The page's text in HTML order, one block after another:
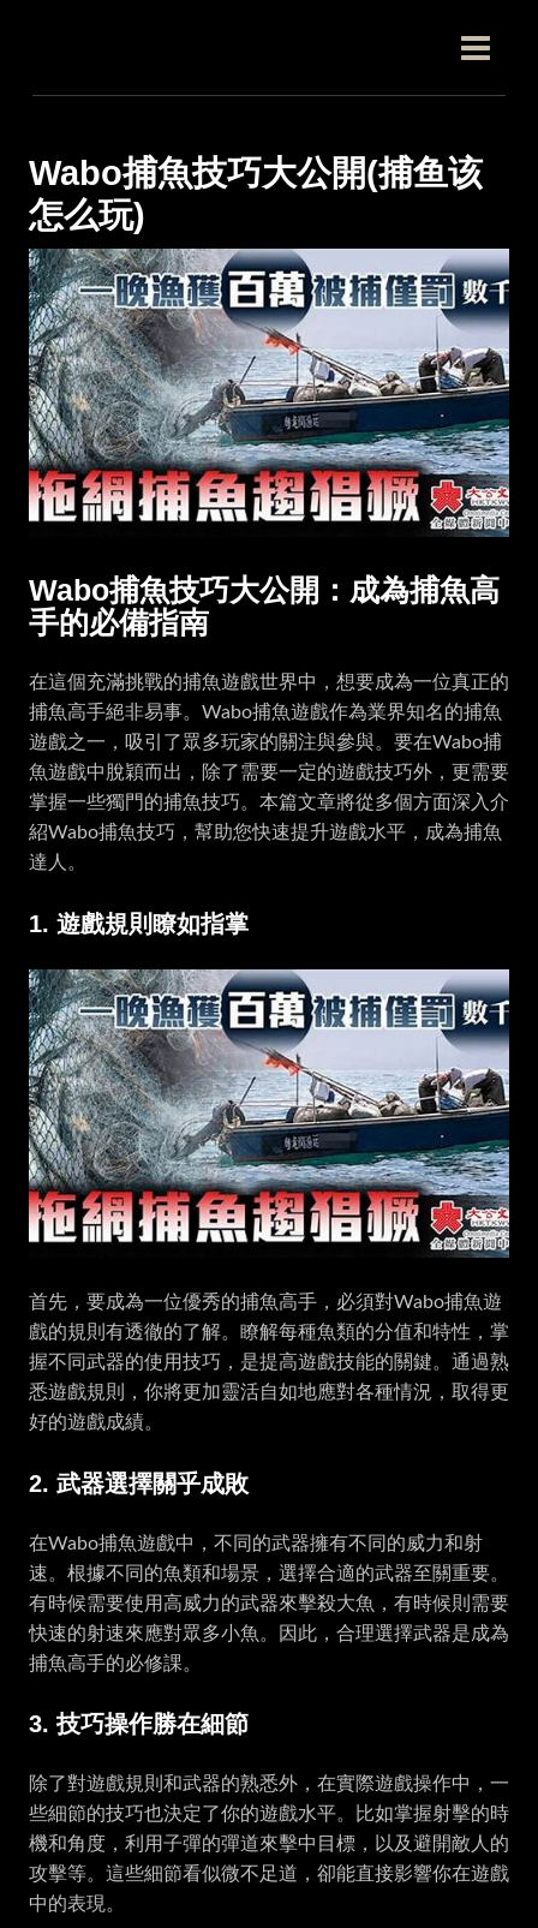
Wabo捕魚技巧大公開(捕鱼该
怎么玩)
Wabo捕魚技巧大公開：成為捕魚高
手的必備指南
在這個充滿挑戰的捕魚遊戲世界中，想要成為一位真正的
捕魚高手絕非易事。Wabo捕魚遊戲作為業界知名的捕魚
遊戲之一，吸引了眾多玩家的關注與參與。要在Wabo捕
魚遊戲中脫穎而出，除了需要一定的遊戲技巧外，更需要
掌握一些獨門的捕魚技巧。本篇文章將從多個方面深入介
紹Wabo捕魚技巧，幫助您快速提升遊戲水平，成為捕魚
達人。
1. 遊戲規則瞭如指掌
首先，要成為一位優秀的捕魚高手，必須對Wabo捕魚遊
戲的規則有透徹的了解。瞭解每種魚類的分值和特性，掌
握不同武器的使用技巧，是提高遊戲技能的關鍵。通過熟
悉遊戲規則，你將更加靈活自如地應對各種情況，取得更
好的遊戲成績。
2. 武器選擇關乎成敗
在Wabo捕魚遊戲中，不同的武器擁有不同的威力和射
速。根據不同的魚類和場景，選擇合適的武器至關重要。
有時候需要使用高威力的武器來擊殺大魚，有時候則需要
快速的射速來應對眾多小魚。因此，合理選擇武器是成為
捕魚高手的必修課。
3. 技巧操作勝在細節
除了對遊戲規則和武器的熟悉外，在實際遊戲操作中，一
些細節的技巧也決定了你的遊戲水平。比如掌握射擊的時
機和角度，利用子彈的彈道來擊中目標，以及避開敵人的
攻擊等。這些細節看似微不足道，卻能直接影響你在遊戲
中的表現。